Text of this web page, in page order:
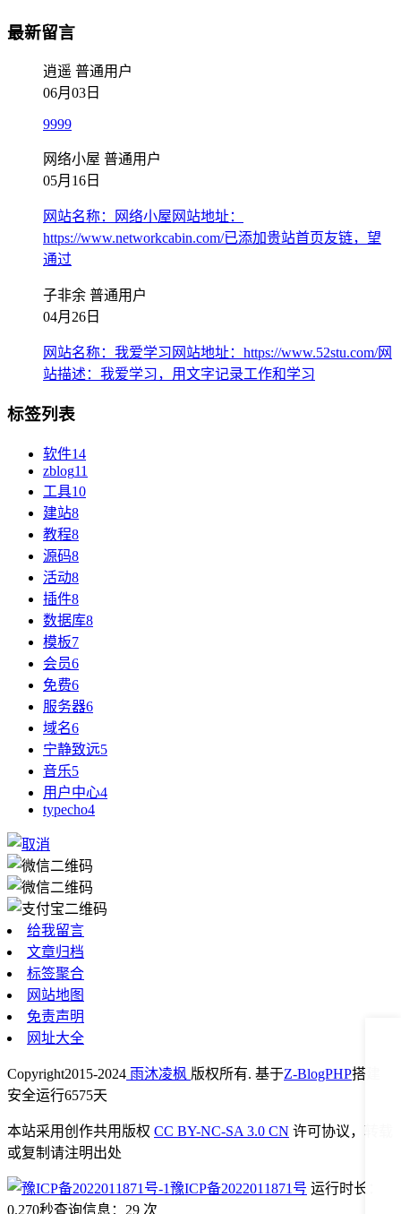
最新留言
逍遥 普通用户
06月03日
9999
网络小屋 普通用户
05月16日
网站名称：网络小屋网站地址：
https://www.networkcabin.com/已添加贵站首页友链，望
通过
子非余 普通用户
04月26日
网站名称：我爱学习网站地址：https://www.52stu.com/网
站描述：我爱学习，用文字记录工作和学习
标签列表
软件14
zblog11
工具10
建站8
教程8
源码8
活动8
插件8
数据库8
模板7
会员6
免费6
服务器6
域名6
宁静致远5
音乐5
用户中心4
typecho4
给我留言
文章归档
标签聚合
网站地图
免责声明
网址大全
Copyright2015-2024 雨沐凌枫 版权所有. 基于Z-BlogPHP搭建
安全运行6575天
本站采用创作共用版权 CC BY-NC-SA 3.0 CN 许可协议，转载
或复制请注明出处
豫ICP备2022011871号 运行时长：
0.270秒查询信息：29 次